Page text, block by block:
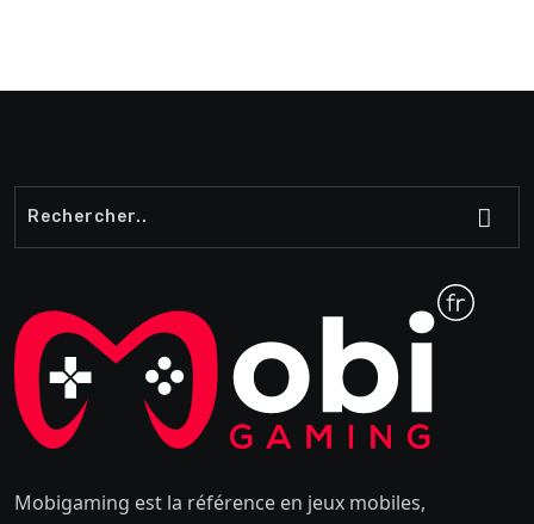
Mobigaming est la référence en jeux mobiles,